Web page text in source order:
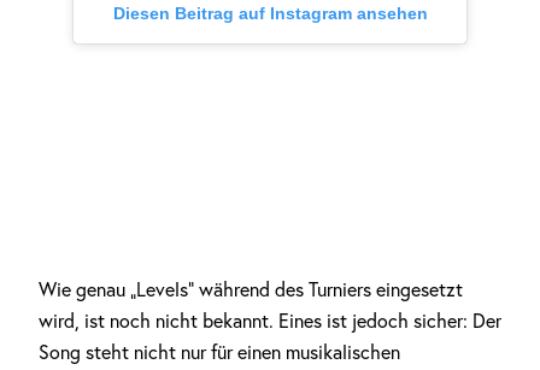
Diesen Beitrag auf Instagram ansehen
Wie genau „Levels“ während des Turniers eingesetzt
wird, ist noch nicht bekannt. Eines ist jedoch sicher: Der
Song steht nicht nur für einen musikalischen